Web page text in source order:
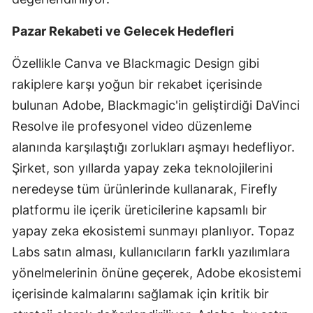
Samsun
Sinop
Sivas
Tokat
Trabzon
Tunceli
Şanlıurfa
Uşak
Van
Pazar Rekabeti ve Gelecek Hedefleri
Özellikle Canva ve Blackmagic Design gibi
rakiplere karşı yoğun bir rekabet içerisinde
bulunan Adobe, Blackmagic'in geliştirdiği DaVinci
Resolve ile profesyonel video düzenleme
alanında karşılaştığı zorlukları aşmayı hedefliyor.
Şirket, son yıllarda yapay zeka teknolojilerini
neredeyse tüm ürünlerinde kullanarak, Firefly
platformu ile içerik üreticilerine kapsamlı bir
yapay zeka ekosistemi sunmayı planlıyor. Topaz
Labs satın alması, kullanıcıların farklı yazılımlara
yönelmelerinin önüne geçerek, Adobe ekosistemi
içerisinde kalmalarını sağlamak için kritik bir